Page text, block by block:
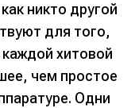
никто другой
для того,
хитовой
чем простое
Одни